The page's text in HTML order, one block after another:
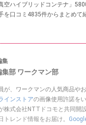
空ハイブリッドコンテナ」
を口コミ4835件からまとめて
集
集部 ワークマン部
が、ワークマンの人気商品や
インストアの画像使用許諾を
株式会社NTTドコモと共同開
レンド情報をお届け。